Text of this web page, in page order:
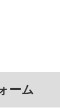
ーム